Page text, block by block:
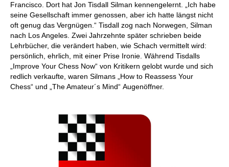
Francisco. Dort hat Jon Tisdall Silman kennengelernt. „Ich habe
seine Gesellschaft immer genossen, aber ich hatte längst nicht
oft genug das Vergnügen.“ Tisdall zog nach Norwegen, Silman
nach Los Angeles. Zwei Jahrzehnte später schrieben beide
Lehrbücher, die verändert haben, wie Schach vermittelt wird:
persönlich, ehrlich, mit einer Prise Ironie. Während Tisdalls
„Improve Your Chess Now“ von Kritikern gelobt wurde und sich
redlich verkaufte, waren Silmans „How to Reassess Your
Chess“ und „The Amateur´s Mind“ Augenöffner.